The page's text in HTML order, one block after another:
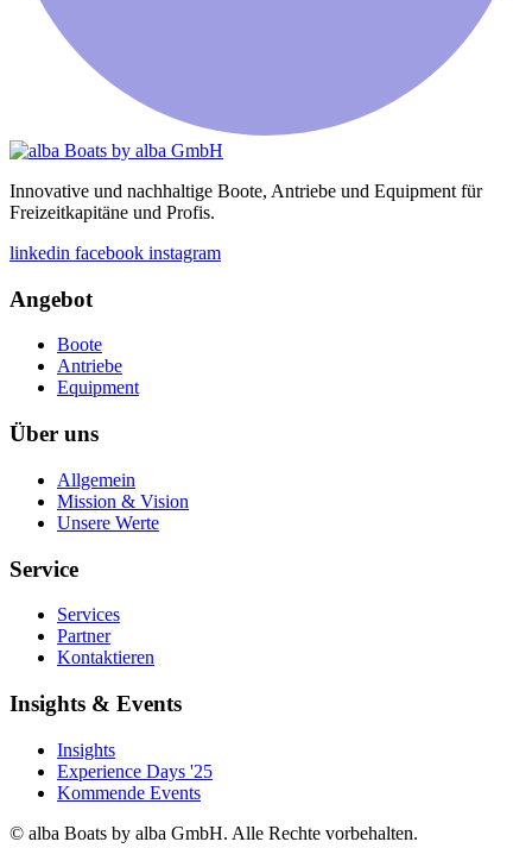
Innovative und nachhaltige Boote, Antriebe und Equipment für
Freizeitkapitäne und Profis.
linkedin facebook instagram
Angebot
Boote
Antriebe
Equipment
Über uns
Allgemein
Mission & Vision
Unsere Werte
Service
Services
Partner
Kontaktieren
Insights & Events
Insights
Experience Days '25
Kommende Events
© alba Boats by alba GmbH. Alle Rechte vorbehalten.